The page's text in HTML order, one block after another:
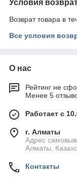
Условия
Возврат товара в
Все условия
О нас
Рейтинг не
Менее 5
Работает с
г. Алматы
Адрес
Алматы,
Контакты